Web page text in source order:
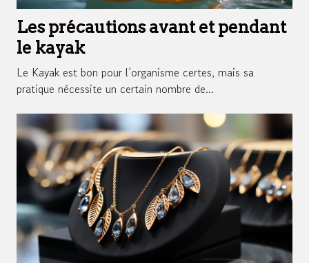
Les précautions avant et pendant
le kayak
Le Kayak est bon pour l’organisme certes, mais sa
pratique nécessite un certain nombre de...